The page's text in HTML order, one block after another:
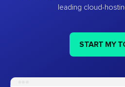
leading cloud-
START MY